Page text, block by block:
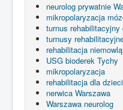
neurolog prywatnie
mikropolaryzacja
turnus rehabilitacyjny
turnusy
rehabilitacja
USG bioderek Tychy
mikropolaryzacja
rehabilitacja dla
nerwica Warszawa
Warszawa neurolog